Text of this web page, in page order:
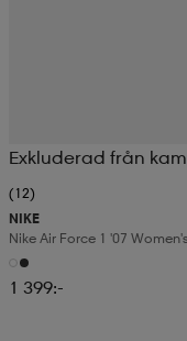
Exkluderad från
(12)
NIKE
Nike Air Force 1 '07
1 399:-